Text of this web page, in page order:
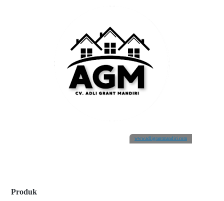
www.adligrantmandiri.com
Produk